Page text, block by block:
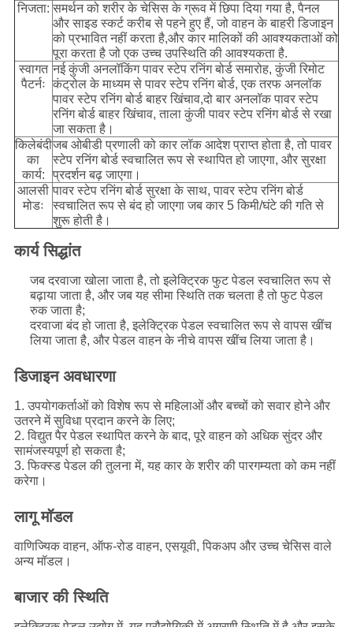
निजता: समर्थन को शरीर के चेसिस के ग्रूव में छिपा दिया गया है, पैनल
और साइड स्कर्ट करीब से पहने हुए हैं, जो वाहन के बाहरी डिजाइन
को प्रभावित नहीं करता है,और कार मालिकों की आवश्यकताओं को
पूरा करता है जो एक उच्च उपस्थिति की आवश्यकता है.
स्वागत
पैटर्नः
नई कुंजी अनलॉकिंग पावर स्टेप रनिंग बोर्ड समारोह, कुंजी रिमोट
कंट्रोल के माध्यम से पावर स्टेप रनिंग बोर्ड, एक तरफ अनलॉक
पावर स्टेप रनिंग बोर्ड बाहर खिंचाव,दो बार अनलॉक पावर स्टेप
रनिंग बोर्ड बाहर खिंचाव, ताला कुंजी पावर स्टेप रनिंग बोर्ड से रखा
जा सकता है।
किलेबंदी
का
कार्य:
जब ओबीडी प्रणाली को कार लॉक आदेश प्राप्त होता है, तो पावर
स्टेप रनिंग बोर्ड स्वचालित रूप से स्थापित हो जाएगा, और सुरक्षा
प्रदर्शन बढ़ जाएगा।
आलसी
मोडः
पावर स्टेप रनिंग बोर्ड सुरक्षा के साथ, पावर स्टेप रनिंग बोर्ड
स्वचालित रूप से बंद हो जाएगा जब कार 5 किमी/घंटे की गति से
शुरू होती है।
कार्य सिद्धांत
जब दरवाजा खोला जाता है, तो इलेक्ट्रिक फुट पेडल स्वचालित रूप से
बढ़ाया जाता है, और जब यह सीमा स्थिति तक चलता है तो फुट पेडल
रुक जाता है;
दरवाजा बंद हो जाता है, इलेक्ट्रिक पेडल स्वचालित रूप से वापस खींच
लिया जाता है, और पेडल वाहन के नीचे वापस खींच लिया जाता है।
डिजाइन अवधारणा
1. उपयोगकर्ताओं को विशेष रूप से महिलाओं और बच्चों को सवार होने और
उतरने में सुविधा प्रदान करने के लिए;
2. विद्युत पैर पेडल स्थापित करने के बाद, पूरे वाहन को अधिक सुंदर और
सामंजस्यपूर्ण हो सकता है;
3. फिक्स्ड पेडल की तुलना में, यह कार के शरीर की पारगम्यता को कम नहीं
करेगा।
लागू मॉडल
वाणिज्यिक वाहन, ऑफ-रोड वाहन, एसयूवी, पिकअप और उच्च चेसिस वाले
अन्य मॉडल।
बाजार की स्थिति